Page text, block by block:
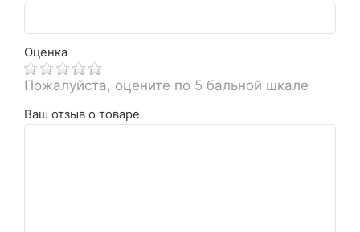
Оценка
Пожалуйста, оцените по 5 бальной шкале
Ваш отзыв о товаре